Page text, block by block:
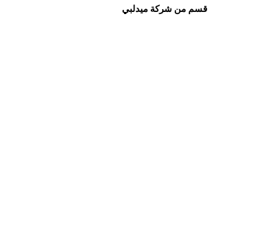
قسم من شركة ميدلبي